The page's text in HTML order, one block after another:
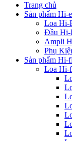
Trang chủ
Sản phẩm Hi-
Loa Hi-
Đầu Hi-
Ampli
Phụ
Sản phẩm Hi-fi
Loa Hi-